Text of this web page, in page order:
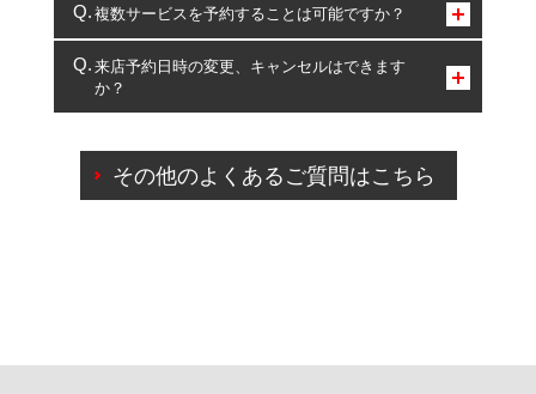
コクピット・タイヤ館のみとなります。
複数サービスを予約することは可能ですか？
複数サービスのご予約は可能です。
一部の商品・サービスの組み合わせに限り、同時にご予約が
出来ないものもございます。
来店予約日時の変更、キャンセルはできます
か？
ご来店予約日の3営業日前を過ぎている場合のご予約
の日時変更につきましては、直接ご予約の店舗まで
その他のよくあるご質問はこちら